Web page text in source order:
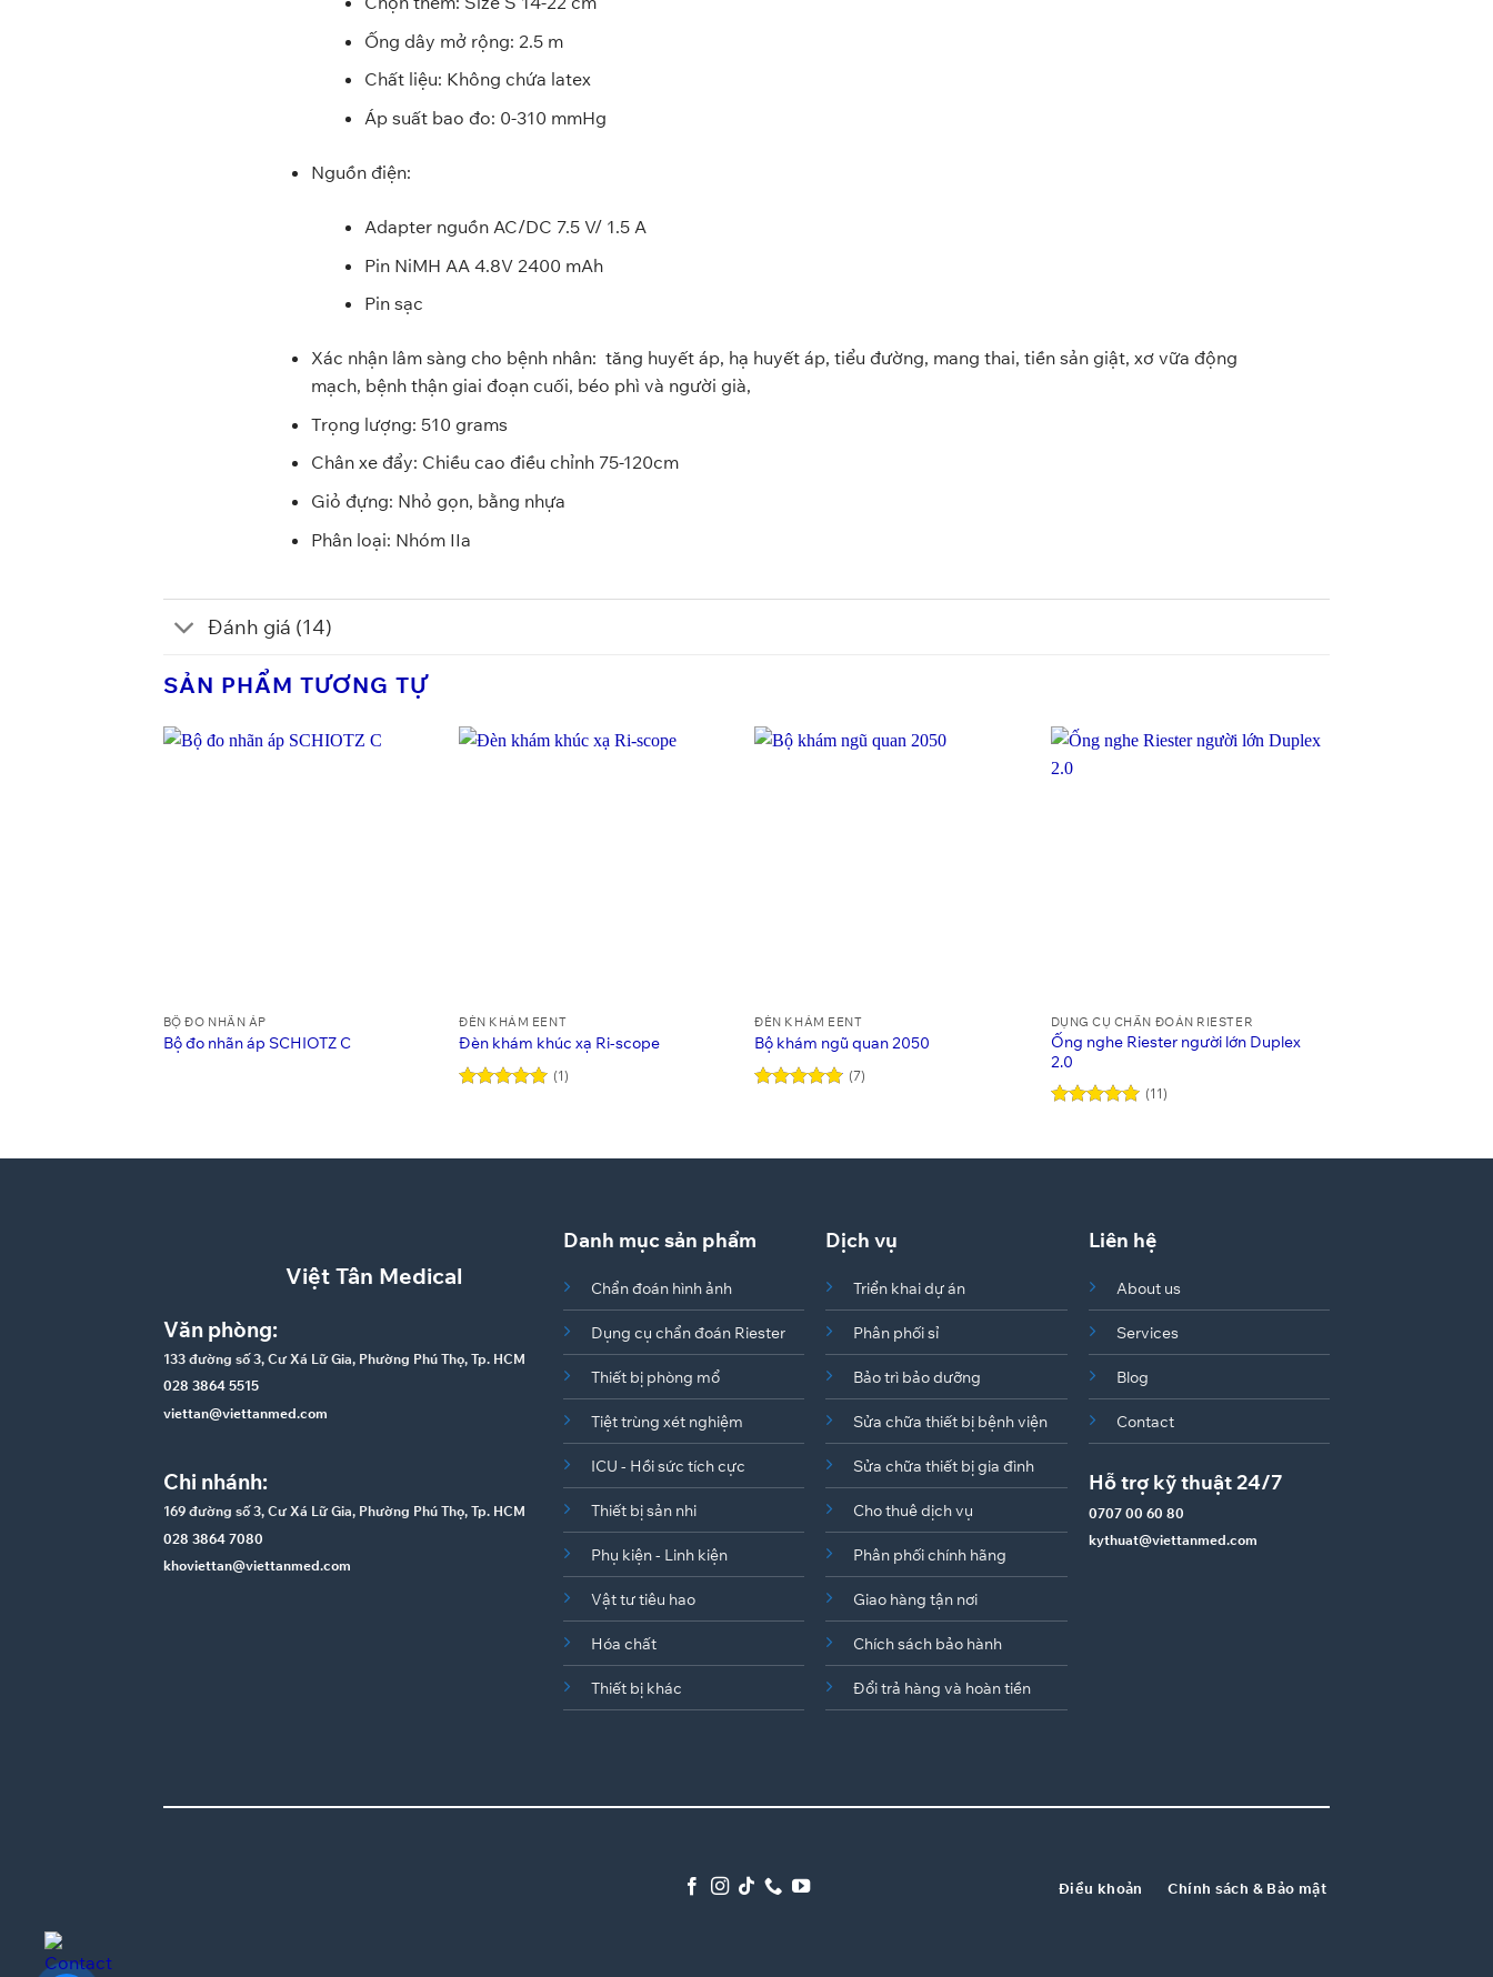
Ống dây mở rộng: 2.5 m
Chất liệu: Không chứa latex
Áp suất bao đo: 0-310 mmHg
Nguồn điện:
Adapter nguồn AC/DC 7.5 V/ 1.5 A
Pin NiMH AA 4.8V 2400 mAh
Pin sạc
Xác nhận lâm sàng cho bệnh nhân: tăng huyết áp, hạ huyết áp, tiểu đường, mang thai, tiền sản giật, xơ vữa động
mạch, bệnh thận giai đoạn cuối, béo phì và người già,
Trọng lượng: 510 grams
Chân xe đẩy: Chiều cao điều chỉnh 75-120cm
Giỏ đựng: Nhỏ gọn, bằng nhựa
Phân loại: Nhóm IIa
Đánh giá (14)
SẢN PHẨM TƯƠNG TỰ
BỘ ĐO NHÃN ÁP
Bộ đo nhãn áp SCHIOTZ C
ĐÈN KHÁM EENT
Đèn khám khúc xạ Ri-scope
(1)
ĐÈN KHÁM EENT
Bộ khám ngũ quan 2050
(7)
DỤNG CỤ CHẨN ĐOÁN RIESTER
Ống nghe Riester người lớn Duplex
2.0
sao
(11)
Việt Tân Medical
Văn phòng:
133 đường số 3, Cư Xá Lữ Gia, Phường Phú Thọ, Tp. HCM
028 3864 5515
viettan@viettanmed.com
Chi nhánh:
169 đường số 3, Cư Xá Lữ Gia, Phường Phú Thọ, Tp. HCM
028 3864 7080
khoviettan@viettanmed.com
Danh mục sản phẩm
Chẩn đoán hình ảnh
Dụng cụ chẩn đoán Riester
Thiết bị phòng mổ
Tiệt trùng xét nghiệm
ICU - Hồi sức tích cực
Thiết bị sản nhi
Phụ kiện - Linh kiện
Vật tư tiêu hao
Hóa chất
Thiết bị khác
Dịch vụ
Triển khai dự án
Phân phối sỉ
Bảo trì bảo dưỡng
Sửa chữa thiết bị bệnh viện
Sửa chữa thiết bị gia đình
Cho thuê dịch vụ
Phân phối chính hãng
Giao hàng tận nơi
Chích sách bảo hành
Đổi trả hàng và hoàn tiền
Liên hệ
About us
Services
Blog
Contact
Hỗ trợ kỹ thuật 24/7
0707 00 60 80
kythuat@viettanmed.com
Điều khoản Chính sách & Bảo mật